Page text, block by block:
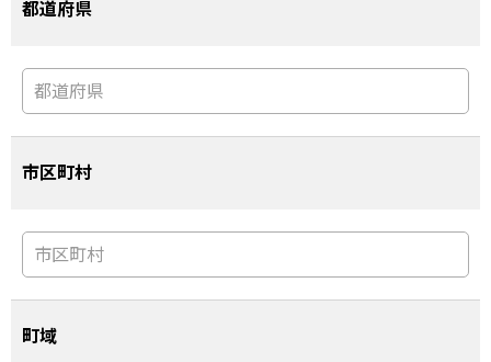
都道府県
市区町村
町域